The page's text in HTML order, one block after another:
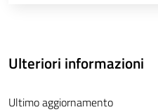
Ulteriori informazioni
Ultimo aggiornamento